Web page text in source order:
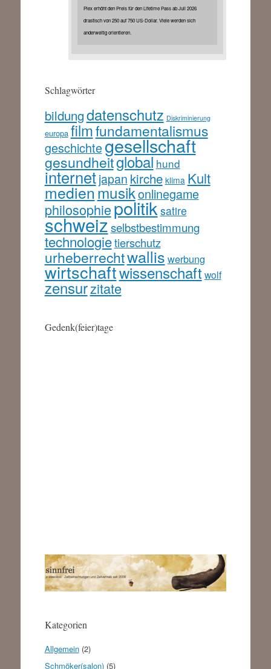
Plex erhöht den Preis für den Lifetime Pass ab Juli 2026
drastisch von 250 auf 750 US-Dollar. Viele werden sich
anderweitig orientieren.
Schlagwörter
bildungdatenschutz Diskriminierung
europa filmfundamentalismus
geschichtegesellschaft
gesundheitglobal hund
internetjapan kirche klima Kult
medienmusikonlinegame
philosophiepolitiksatire
schweizselbstbestimmung
technologietierschutz
urheberrechtwallis werbung
wirtschaftwissenschaft wolf
zensurzitate
Gedenk(feier)tage
Kategorien
Allgemein(2)
Schmöker(salon)(5)